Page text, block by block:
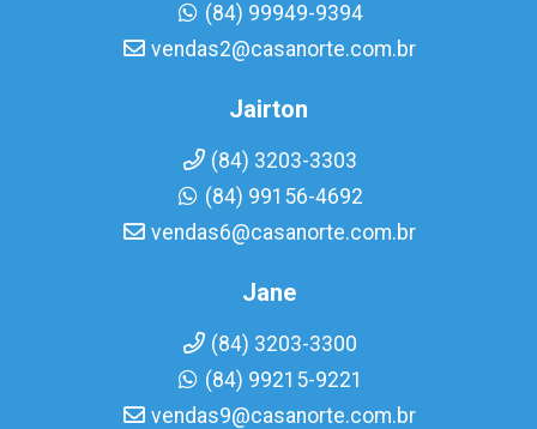
(84) 99949-9394
vendas2@casanorte.com.br
Jairton
(84) 3203-3303
(84) 99156-4692
vendas6@casanorte.com.br
Jane
(84) 3203-3300
(84) 99215-9221
vendas9@casanorte.com.br